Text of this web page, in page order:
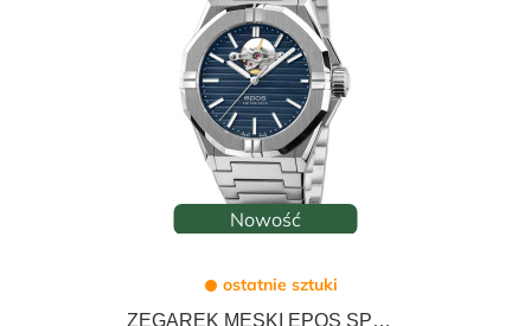
Nowość
ostatnie sztuki
ZEGAREK MĘSKI EPOS SPORT OPEN HEART AUTOMATIC 41mm 3506.133.20.16.30